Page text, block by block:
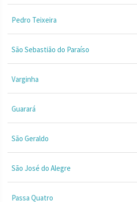
Pedro Teixeira
São Sebastião do Paraíso
Varginha
Guarará
São Geraldo
São José do Alegre
Passa Quatro